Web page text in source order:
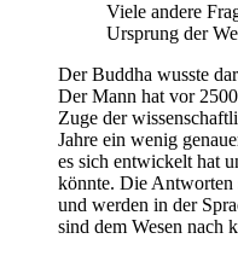
Viele andere
Ursprung der
Der Buddha wusste
Der Mann hat vor
Zuge der
Jahre ein wenig
es sich entwickelt hat
könnte. Die Antworten
und werden in der
sind dem Wesen nach